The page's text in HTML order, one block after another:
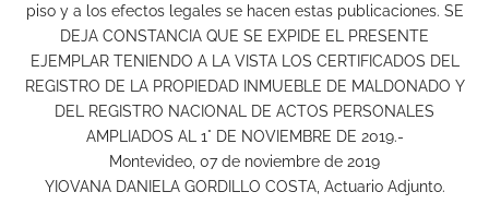
piso y a los efectos legales se hacen estas publicaciones. SE
DEJA CONSTANCIA QUE SE EXPIDE EL PRESENTE
EJEMPLAR TENIENDO A LA VISTA LOS CERTIFICADOS DEL
REGISTRO DE LA PROPIEDAD INMUEBLE DE MALDONADO Y
DEL REGISTRO NACIONAL DE ACTOS PERSONALES
AMPLIADOS AL 1° DE NOVIEMBRE DE 2019.-
Montevideo, 07 de noviembre de 2019
YIOVANA DANIELA GORDILLO COSTA, Actuario Adjunto.